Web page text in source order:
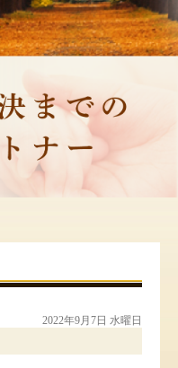
2022年9月7日 水曜日